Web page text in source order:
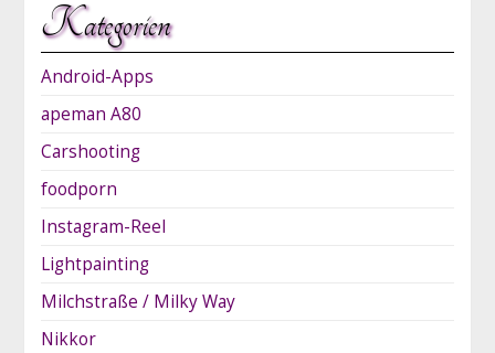
Kategorien
Android-Apps
apeman A80
Carshooting
foodporn
Instagram-Reel
Lightpainting
Milchstraße / Milky Way
Nikkor